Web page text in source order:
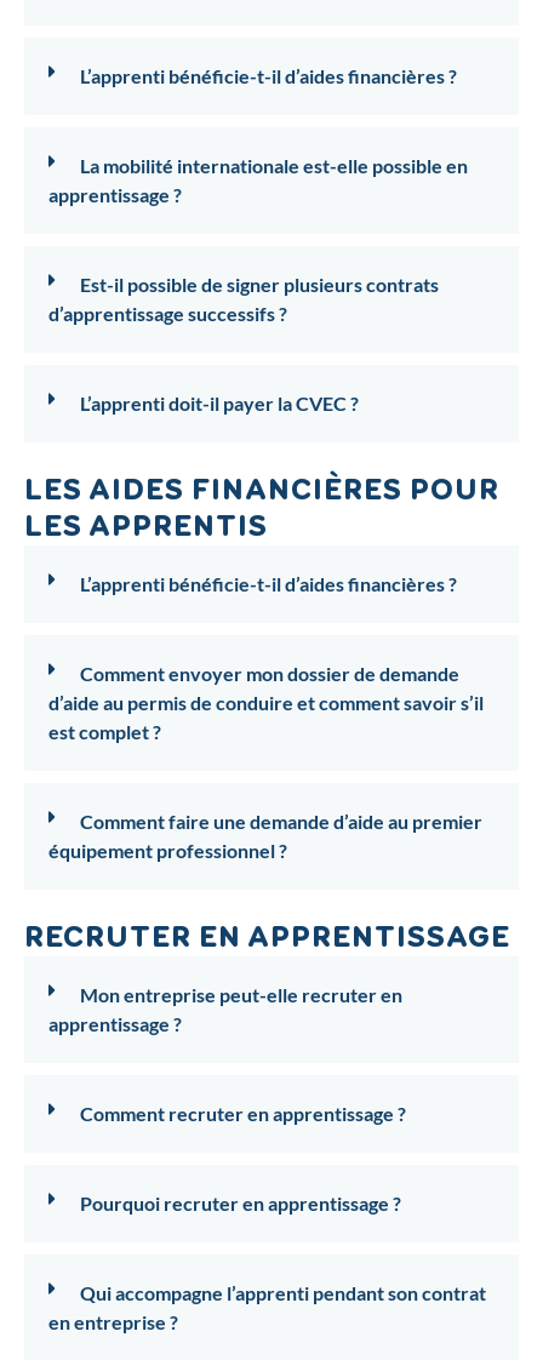
L’apprenti bénéficie-t-il d’aides financières ?
La mobilité internationale est-elle possible en
apprentissage ?
Est-il possible de signer plusieurs contrats
d’apprentissage successifs ?
L’apprenti doit-il payer la CVEC ?
LES AIDES FINANCIÈRES POUR
LES APPRENTIS
L’apprenti bénéficie-t-il d’aides financières ?
Comment envoyer mon dossier de demande
d’aide au permis de conduire et comment savoir s’il
est complet ?
Comment faire une demande d’aide au premier
équipement professionnel ?
RECRUTER EN APPRENTISSAGE
Mon entreprise peut-elle recruter en
apprentissage ?
Comment recruter en apprentissage ?
Pourquoi recruter en apprentissage ?
Qui accompagne l’apprenti pendant son contrat
en entreprise ?